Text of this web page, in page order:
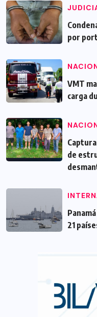
por
VMT
carga
de
21